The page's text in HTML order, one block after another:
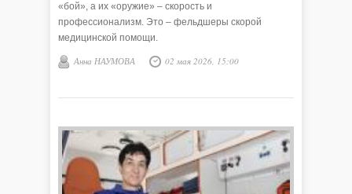
«бой», а их «оружие» – скорость и
профессионализм. Это – фельдшеры скорой
медицинской помощи.
Анна НАУМОВА 02 мая 2026, 15:00